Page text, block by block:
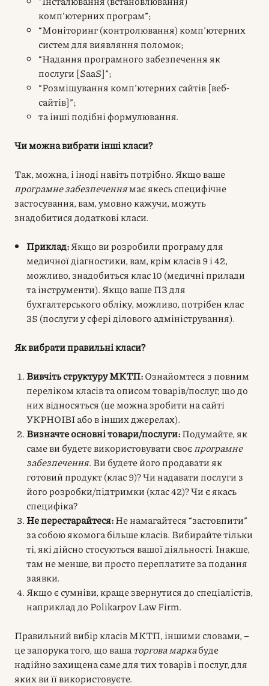
комп’ютерних програм”;
“Моніторинг (контролювання) комп’ютерних
систем для виявляння поломок;
“Надання програмного забезпечення як
послуги [SaaS]”;
“Розміщування комп’ютерних сайтів [веб-
сайтів]”;
та інші подібні формулювання.
Чи можна вибрати інші класи?
Так, можна, і іноді навіть потрібно. Якщо ваше
програмне забезпеченнямає якесь специфічне
застосування, вам, умовно кажучи, можуть
знадобитися додаткові класи.
Приклад:Якщо ви розробили програму для
медичної діагностики, вам, крім класів 9 і 42,
можливо, знадобиться клас 10 (медичні прилади
та інструменти). Якщо ваше ПЗ для
бухгалтерського обліку, можливо, потрібен клас
35 (послуги у сфері ділового адміністрування).
Як вибрати правильні класи?
Вивчіть структуру МКТП:Ознайомтеся з повним
переліком класів та описом товарів/послуг, що до
них відносяться (це можна зробити на сайті
УКРНОІВІ або в інших джерелах).
Визначте основні товари/послуги:Подумайте, як
саме ви будете використовувати своє програмне
забезпечення. Ви будете його продавати як
готовий продукт (клас 9)? Чи надавати послуги з
його розробки/підтримки (клас 42)? Чи є якась
специфіка?
Не перестарайтеся:Не намагайтеся “застовпити”
за собою якомога більше класів. Вибирайте тільки
ті, які дійсно стосуються вашої діяльності. Інакше,
там не менше, ви просто переплатите за подання
заявки.
Якщо є сумніви, краще звернутися до спеціалістів,
наприклад до Polikarpov Law Firm.
Правильний вибір класів МКТП, іншими словами, –
це запорука того, що ваша торгова маркабуде
надійно захищена саме для тих товарів і послуг, для
яких ви її використовуєте.